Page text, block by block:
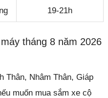
19-21h
tháng 8 năm 2026
Thân, Nhâm Thân, Giáp
muốn mua sắm xe cộ